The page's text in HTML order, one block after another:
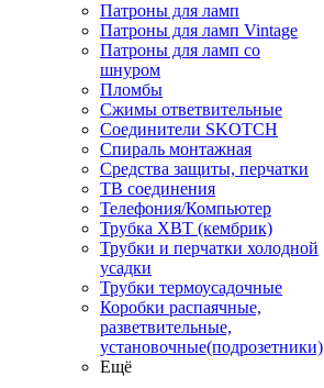
Патроны для ламп
Патроны для ламп Vintage
Патроны для ламп со
шнуром
Пломбы
Сжимы ответвительные
Соединители SKOTCH
Спираль монтажная
Средства защиты, перчатки
ТВ соединения
Телефония/Компьютер
Трубка ХВТ (кембрик)
Трубки и перчатки холодной
усадки
Трубки термоусадочные
Коробки распаячные,
разветвительные,
установочные(подрозетники)
Ещё